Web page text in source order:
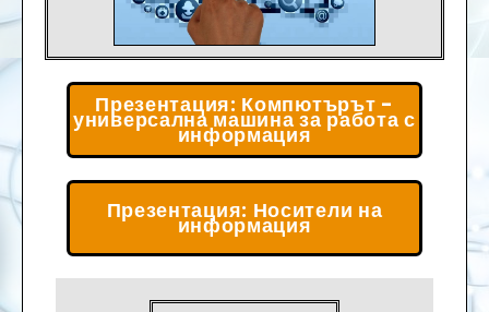
Презентация: Компютърът -
универсална машина за работа с
информация
Презентация: Носители на
информация